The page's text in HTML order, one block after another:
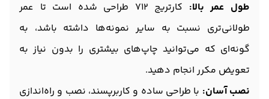
طول عمر بالا:
کارتریج 712 طراحی شده است تا عمر
طولانی‌تری نسبت به سایر نمونه‌ها داشته باشد، به
گونه‌ای که می‌توانید چاپ‌های بیشتری را بدون نیاز به
تعویض مکرر انجام دهید.
نصب آسان: با طراحی ساده و کاربرپسند، نصب و راه‌اندازی